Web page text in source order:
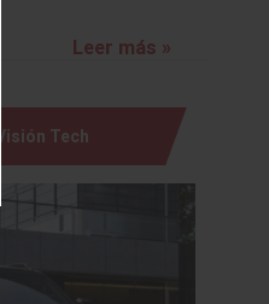
Leer más »
Visión Tech